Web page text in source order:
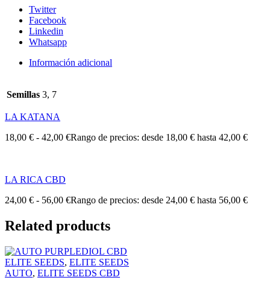
Twitter
Facebook
Linkedin
Whatsapp
Información adicional
Semillas 3, 7
LA KATANA
18,00 € - 42,00 €Rango de precios: desde 18,00 € hasta 42,00 €
LA RICA CBD
24,00 € - 56,00 €Rango de precios: desde 24,00 € hasta 56,00 €
Related products
ELITE SEEDS, ELITE SEEDS
AUTO, ELITE SEEDS CBD